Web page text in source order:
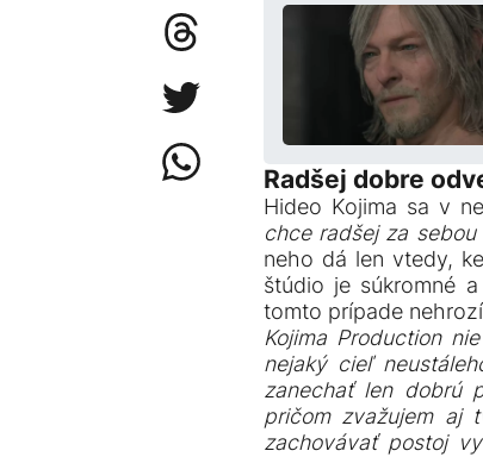
Radšej dobre
Hideo Kojima sa v
chce radšej za
neho dá len vtedy,
štúdio je súkromné
tomto prípade
Kojima Production
nejaký cieľ
zanechať len dobrú
pričom zvažujem aj
zachovávať postoj